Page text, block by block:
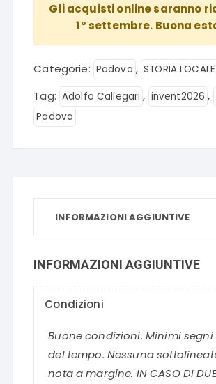
Gli acquisti online saranno
1° settembre. Buona
Categorie: Padova , STORIA LOCALE
Tag: Adolfo Callegari , invent2026 ,
Padova
INFORMAZIONI AGGIUNTIVE
INFORMAZIONI AGGIUNTIVE
Condizioni
Buone condizioni. Minimi segni
del tempo. Nessuna
nota a margine. IN CASO DI